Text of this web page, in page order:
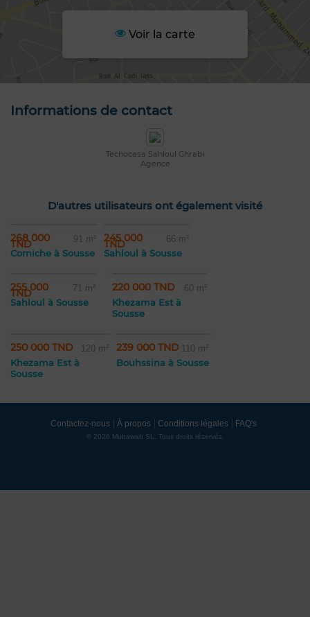
Voir la carte
Informations de contact
Tecnocasa Sahloul Ghrabi
Agence
D'autres utilisateurs ont également visité
268 000
TND 91 m²
Corniche à Sousse
245 000
TND 66 m²
Sahloul à Sousse
255 000
TND 71 m²
Sahloul à Sousse
220 000 TND 60 m²
Khezama Est à
Sousse
250 000 TND 120 m²
Khezama Est à
Sousse
239 000 TND 110 m²
Bouhssina à Sousse
Contactez-nous À propos Conditions légales FAQ's
© 2026 Mubawab SL. Tous droits réservés.